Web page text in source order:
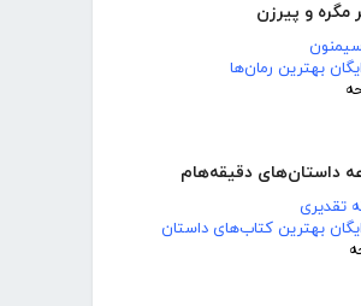
مگره و پیرزن
بهترین رمان‌ها
داستان‌های دقیقه‌هام
تقدیری
بهترین کتاب‌های داستان